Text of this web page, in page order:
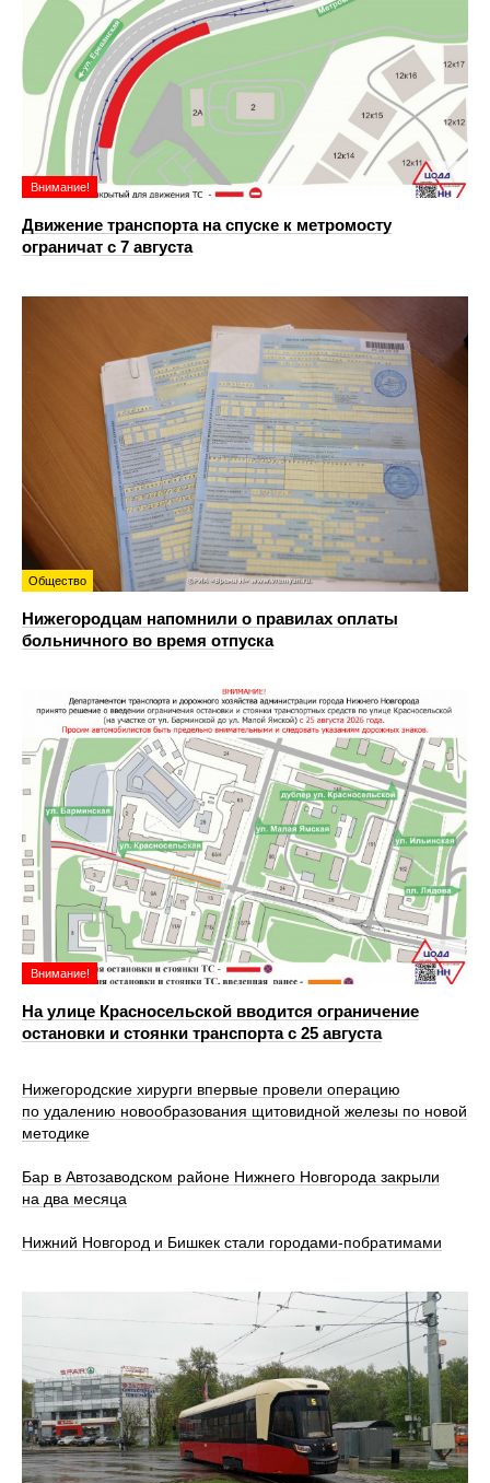
Внимание!
Движение транспорта на спуске к метромосту
ограничат с 7 августа
Общество
Нижегородцам напомнили о правилах оплаты
больничного во время отпуска
Внимание!
На улице Красносельской вводится ограничение
остановки и стоянки транспорта с 25 августа
Нижегородские хирурги впервые провели операцию
по удалению новообразования щитовидной железы по новой
методике
Бар в Автозаводском районе Нижнего Новгорода закрыли
на два месяца
Нижний Новгород и Бишкек стали городами-побратимами